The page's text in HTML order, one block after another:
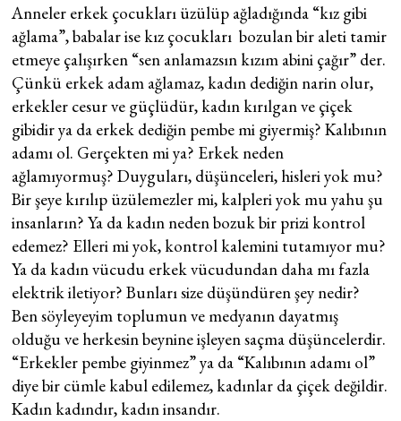
Anneler erkek çocukları üzülüp ağladığında “kız gibi
ağlama”, babalar ise kız çocukları bozulan bir aleti tamir
etmeye çalışırken “sen anlamazsın kızım abini çağır” der.
Çünkü erkek adam ağlamaz, kadın dediğin narin olur,
erkekler cesur ve güçlüdür, kadın kırılgan ve çiçek
gibidir ya da erkek dediğin pembe mi giyermiş? Kalıbının
adamı ol. Gerçekten mi ya? Erkek neden
ağlamıyormuş? Duyguları, düşünceleri, hisleri yok mu?
Bir şeye kırılıp üzülemezler mi, kalpleri yok mu yahu şu
insanların? Ya da kadın neden bozuk bir prizi kontrol
edemez? Elleri mi yok, kontrol kalemini tutamıyor mu?
Ya da kadın vücudu erkek vücudundan daha mı fazla
elektrik iletiyor? Bunları size düşündüren şey nedir?
Ben söyleyeyim toplumun ve medyanın dayatmış
olduğu ve herkesin beynine işleyen saçma düşüncelerdir.
“Erkekler pembe giyinmez” ya da “Kalıbının adamı ol”
diye bir cümle kabul edilemez, kadınlar da çiçek değildir.
Kadın kadındır, kadın insandır.